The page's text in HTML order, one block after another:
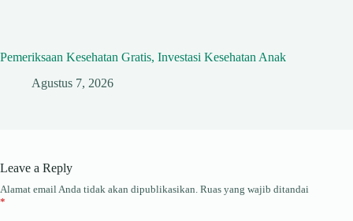
Pemeriksaan Kesehatan Gratis, Investasi Kesehatan Anak
Agustus 7, 2026
Leave a Reply
Alamat email Anda tidak akan dipublikasikan. Ruas yang wajib ditandai
*